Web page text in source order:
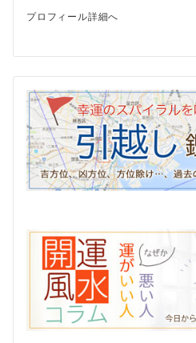
プロフィール詳細へ